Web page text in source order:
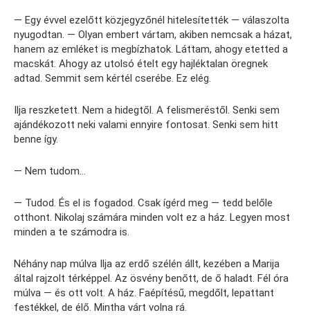
— Egy évvel ezelőtt közjegyzőnél hitelesítették — válaszolta
nyugodtan. — Olyan embert vártam, akiben nemcsak a házat,
hanem az emléket is megbízhatok. Láttam, ahogy etetted a
macskát. Ahogy az utolsó ételt egy hajléktalan öregnek
adtad. Semmit sem kértél cserébe. Ez elég.
Ilja reszketett. Nem a hidegtől. A felismeréstől. Senki sem
ajándékozott neki valami ennyire fontosat. Senki sem hitt
benne így.
— Nem tudom…
— Tudod. És el is fogadod. Csak ígérd meg — tedd belőle
otthont. Nikolaj számára minden volt ez a ház. Legyen most
minden a te számodra is.
Néhány nap múlva Ilja az erdő szélén állt, kezében a Marija
által rajzolt térképpel. Az ösvény benőtt, de ő haladt. Fél óra
múlva — és ott volt. A ház. Faépítésű, megdőlt, lepattant
festékkel, de élő. Mintha várt volna rá.